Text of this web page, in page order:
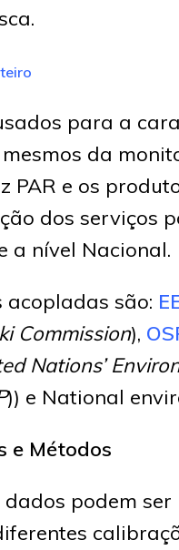
para a
da
PAR e os
dos serviços
a nível Nacional.
acopladas são:
Commission),
Nations’
)) e National
e Métodos
dados podem